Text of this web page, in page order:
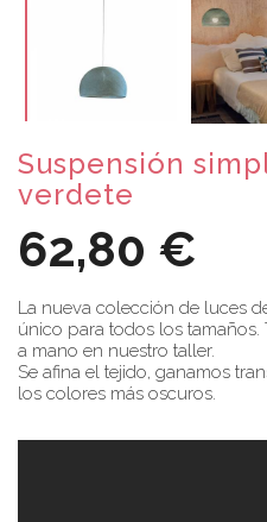
Suspensión
verdete
62,80 €
La nueva colección de luces
único para todos los tamaños.
a mano en nuestro taller.
Se afina el tejido, ganamos
los colores más oscuros.